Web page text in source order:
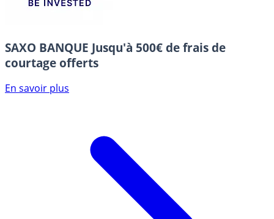
SAXO BANQUE Jusqu'à 500€ de frais de
courtage offerts
En savoir plus